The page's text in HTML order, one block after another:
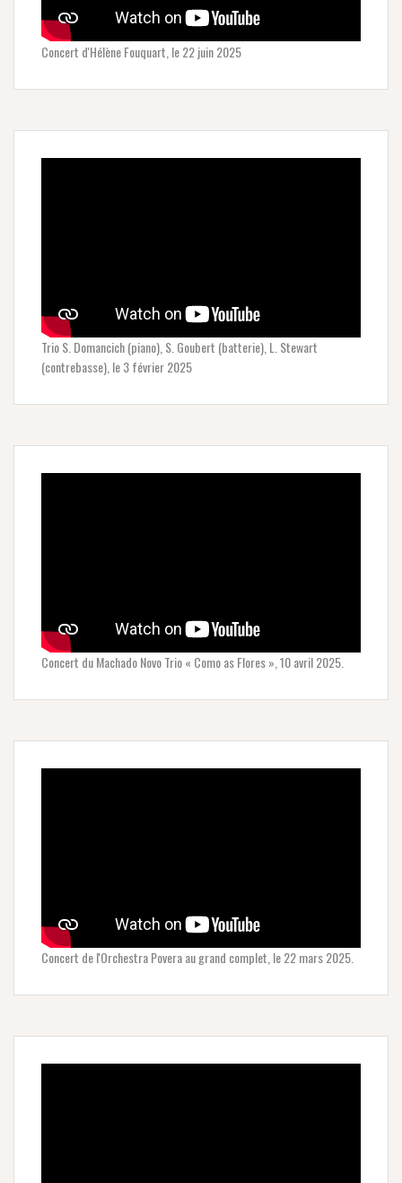
Concert d'Hélène Fouquart, le 22 juin 2025
Trio S. Domancich (piano), S. Goubert (batterie), L. Stewart
(contrebasse), le 3 février 2025
Concert du Machado Novo Trio « Como as Flores », 10 avril 2025.
Concert de l'Orchestra Povera au grand complet, le 22 mars 2025.